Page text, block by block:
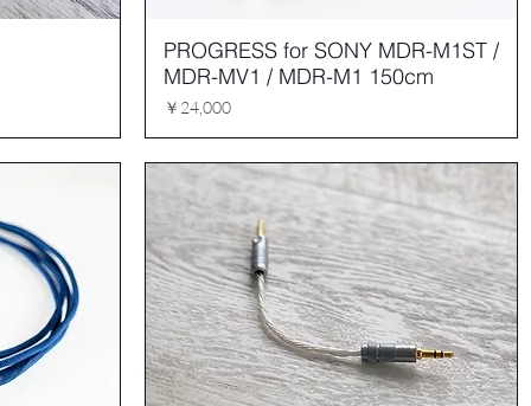
PROGRESS for SONY MDR-M1ST /
MDR-MV1 / MDR-M1 150cm
価格
￥24,000